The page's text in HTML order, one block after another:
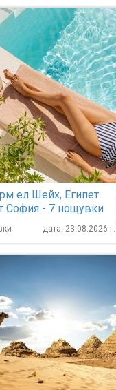
ел Шейх, Египет
София - 7 нощувки
дата: 23.08.2026 г.